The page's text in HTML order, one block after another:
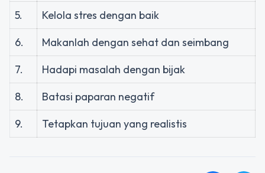
5.
Kelola stres dengan baik
6.
Makanlah dengan sehat dan seimbang
7.
Hadapi masalah dengan bijak
8.
Batasi paparan negatif
9.
Tetapkan tujuan yang realistis